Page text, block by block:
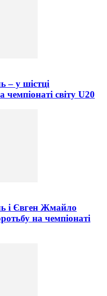
– у шістці
світу U20
і Євген Жмайло
на чемпіонаті